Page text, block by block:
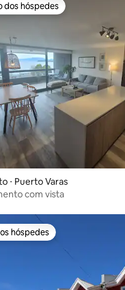
preferidos dos hóspedes
dos hóspedes
⋅ Puerto Varas
com vista
hóspedes
hóspedes